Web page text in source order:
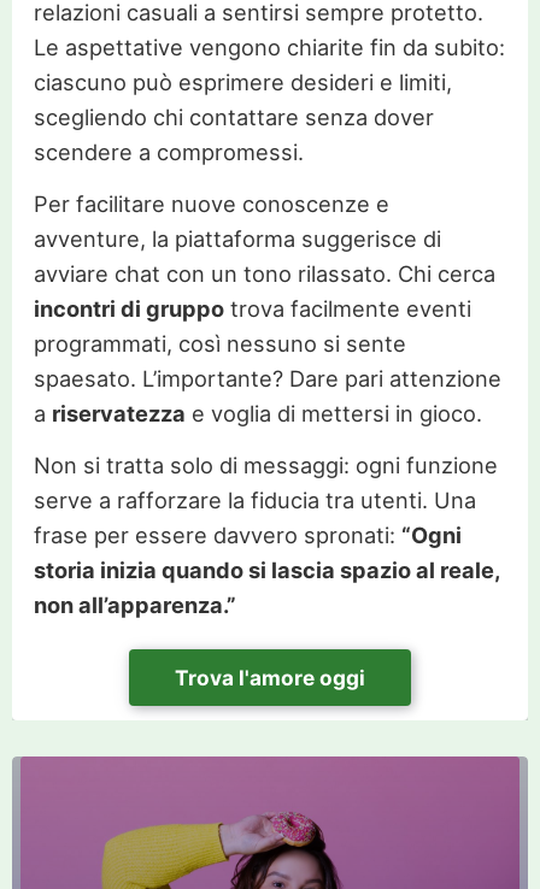
relazioni casuali a sentirsi sempre protetto.
Le aspettative vengono chiarite fin da subito:
ciascuno può esprimere desideri e limiti,
scegliendo chi contattare senza dover
scendere a compromessi.
Per facilitare nuove conoscenze e
avventure, la piattaforma suggerisce di
avviare chat con un tono rilassato. Chi cerca
incontri di gruppotrova facilmente eventi
programmati, così nessuno si sente
spaesato. L’importante? Dare pari attenzione
a riservatezza e voglia di mettersi in gioco.
Non si tratta solo di messaggi: ogni funzione
serve a rafforzare la fiducia tra utenti. Una
frase per essere davvero spronati: “Ogni
storia inizia quando si lascia spazio al reale,
non all’apparenza.”
Trova l'amore oggi